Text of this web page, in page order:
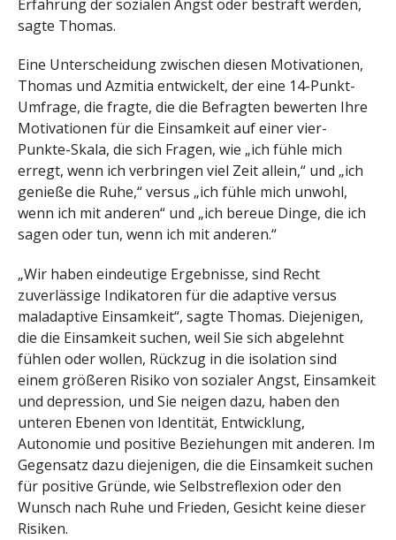
Erfahrung der sozialen Angst oder bestraft werden,
sagte Thomas.
Eine Unterscheidung zwischen diesen Motivationen,
Thomas und Azmitia entwickelt, der eine 14-Punkt-
Umfrage, die fragte, die die Befragten bewerten Ihre
Motivationen für die Einsamkeit auf einer vier-
Punkte-Skala, die sich Fragen, wie „ich fühle mich
erregt, wenn ich verbringen viel Zeit allein,“ und „ich
genieße die Ruhe,“ versus „ich fühle mich unwohl,
wenn ich mit anderen“ und „ich bereue Dinge, die ich
sagen oder tun, wenn ich mit anderen.“
„Wir haben eindeutige Ergebnisse, sind Recht
zuverlässige Indikatoren für die adaptive versus
maladaptive Einsamkeit“, sagte Thomas. Diejenigen,
die die Einsamkeit suchen, weil Sie sich abgelehnt
fühlen oder wollen, Rückzug in die isolation sind
einem größeren Risiko von sozialer Angst, Einsamkeit
und depression, und Sie neigen dazu, haben den
unteren Ebenen von Identität, Entwicklung,
Autonomie und positive Beziehungen mit anderen. Im
Gegensatz dazu diejenigen, die die Einsamkeit suchen
für positive Gründe, wie Selbstreflexion oder den
Wunsch nach Ruhe und Frieden, Gesicht keine dieser
Risiken.